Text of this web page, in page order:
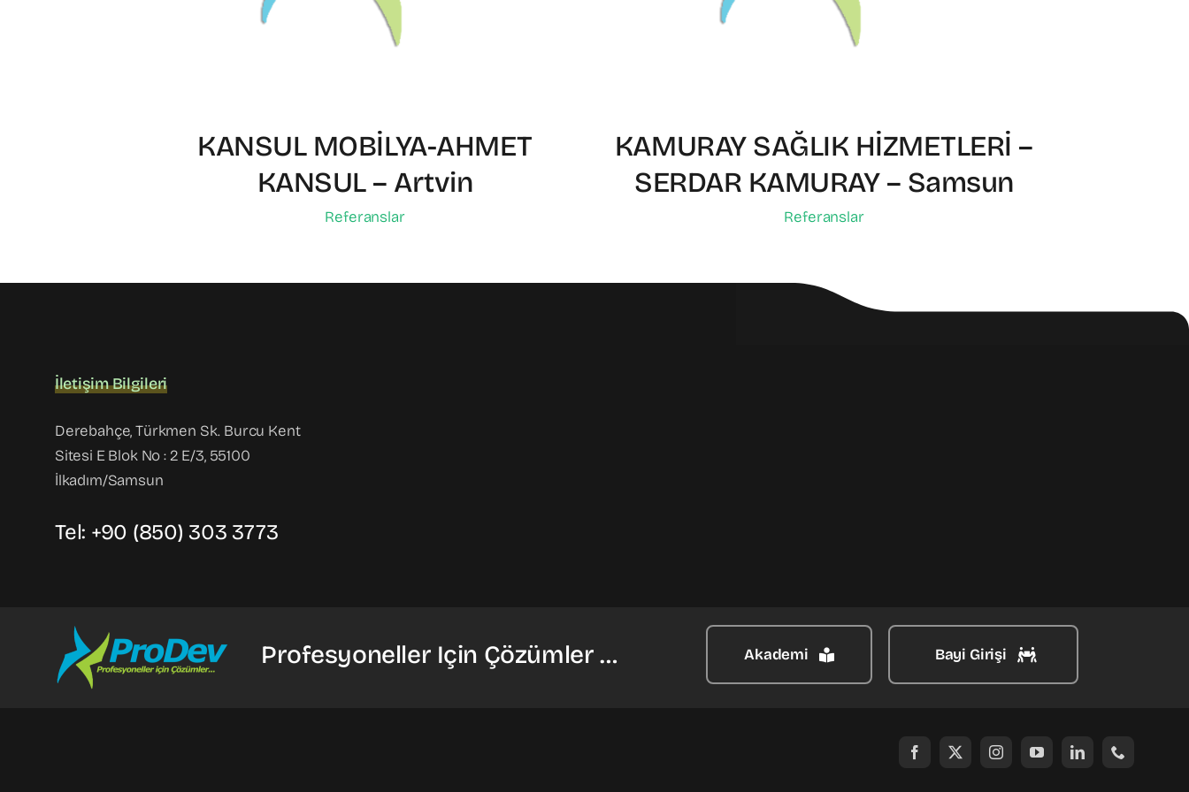
KANSUL MOBİLYA-AHMET
KANSUL – Artvin
Referanslar
KAMURAY SAĞLIK HİZMETLERİ –
SERDAR KAMURAY – Samsun
Referanslar
İletişim Bilgileri
Derebahçe, Türkmen Sk. Burcu Kent
Sitesi E Blok No : 2 E/3, 55100
İlkadım/Samsun
Tel: +90 (850) 303 3773
Profesyoneller Için Çözümler … Akademi Bayi Girişi